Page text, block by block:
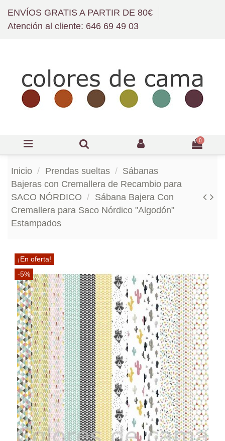
ENVÍOS GRATIS A PARTIR DE 80€
Atención al cliente: 646 69 49 03
0
Inicio Prendas sueltas
Sábanas
Bajeras con Cremallera de Recambio para
SACO NÓRDICO
Sábana Bajera Con
Cremallera para Saco Nórdico "Algodón"
Estampados
¡En oferta!
-5%